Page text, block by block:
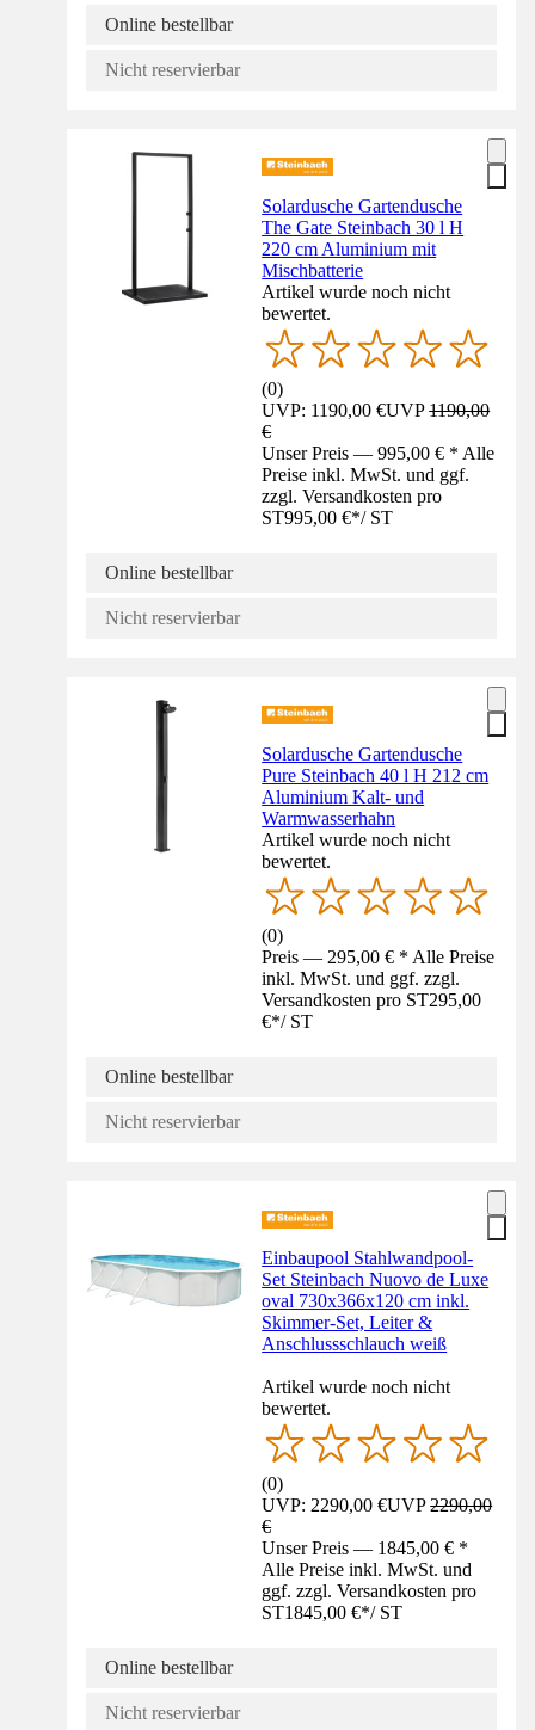
Online bestellbar
Nicht reservierbar
Solardusche Gartendusche
The Gate Steinbach 30 l H
220 cm Aluminium mit
Mischbatterie
Artikel wurde noch nicht
bewertet.
(0)
UVP: 1190,00 €UVP1190,00
€
Unser Preis — 995,00 € * Alle
Preise inkl. MwSt. und ggf.
zzgl. Versandkosten pro
ST995,00 €*/ ST
Online bestellbar
Nicht reservierbar
Solardusche Gartendusche
Pure Steinbach 40 l H 212 cm
Aluminium Kalt- und
Warmwasserhahn
Artikel wurde noch nicht
bewertet.
(0)
Preis — 295,00 € * Alle Preise
inkl. MwSt. und ggf. zzgl.
Versandkosten pro ST295,00
€*/ ST
Online bestellbar
Nicht reservierbar
Einbaupool Stahlwandpool-
Set Steinbach Nuovo de Luxe
oval 730x366x120 cm inkl.
Skimmer-Set, Leiter &
Anschlussschlauch weiß
Artikel wurde noch nicht
bewertet.
(0)
UVP: 2290,00 €UVP2290,00
€
Unser Preis — 1845,00 € *
Alle Preise inkl. MwSt. und
ggf. zzgl. Versandkosten pro
ST1845,00 €*/ ST
Online bestellbar
Nicht reservierbar